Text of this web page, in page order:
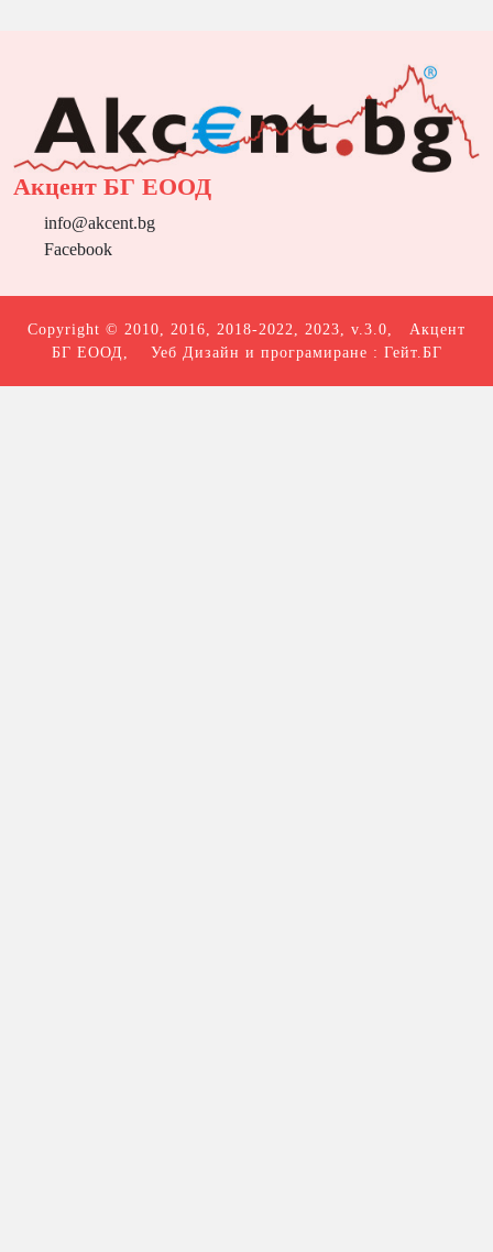
Акцент БГ ЕООД
info@akcent.bg
Facebook
Copyright © 2010, 2016, 2018-2022, 2023, v.3.0, Акцент
БГ ЕООД , Уеб Дизайн и програмиране : Гейт.БГ